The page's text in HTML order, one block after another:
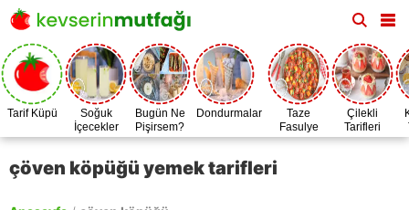
Tarif Küpü
Soğuk
İçecekler
Bugün Ne
Pişirsem?
Dondurmalar
Taze
Fasulye
Zamanı
Çilekli
Tarifleri
çöven köpüğü yemek tarifleri